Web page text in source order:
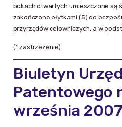
bokach otwartych umieszczone są
zakończone płytkami (5) do
przyrządów celowniczych, a w
(1 zastrzeżenie)
Biuletyn
Patentowego
września